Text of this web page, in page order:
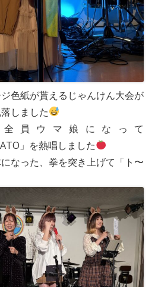
色紙が貰えるじゃんけん大会が
しました
員ウマ娘になって
」を熱唱しました
なった、拳を突き上げて「ト〜